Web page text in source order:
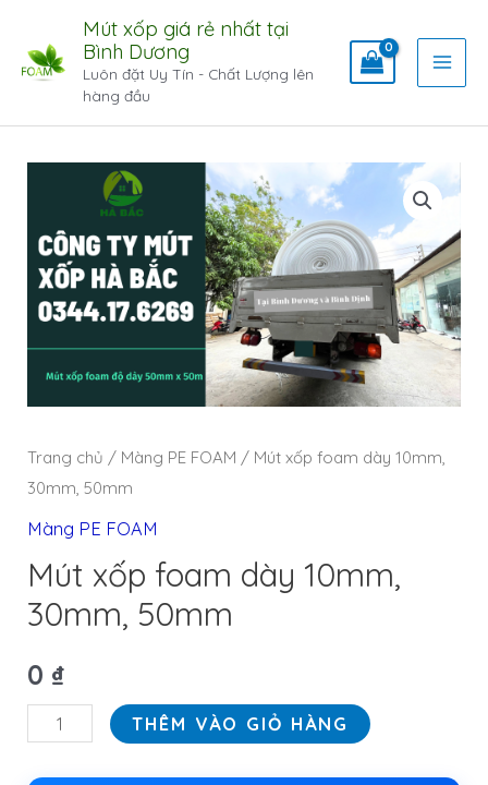
Mút xốp giá rẻ nhất tại
Bình Dương
Luôn đặt Uy Tín - Chất Lượng lên
hàng đầu
Trang chủ / Màng PE FOAM / Mút xốp foam dày 10mm,
30mm, 50mm
Màng PE FOAM
Mút xốp foam dày 10mm,
30mm, 50mm
0 ₫
THÊM VÀO GIỎ HÀNG